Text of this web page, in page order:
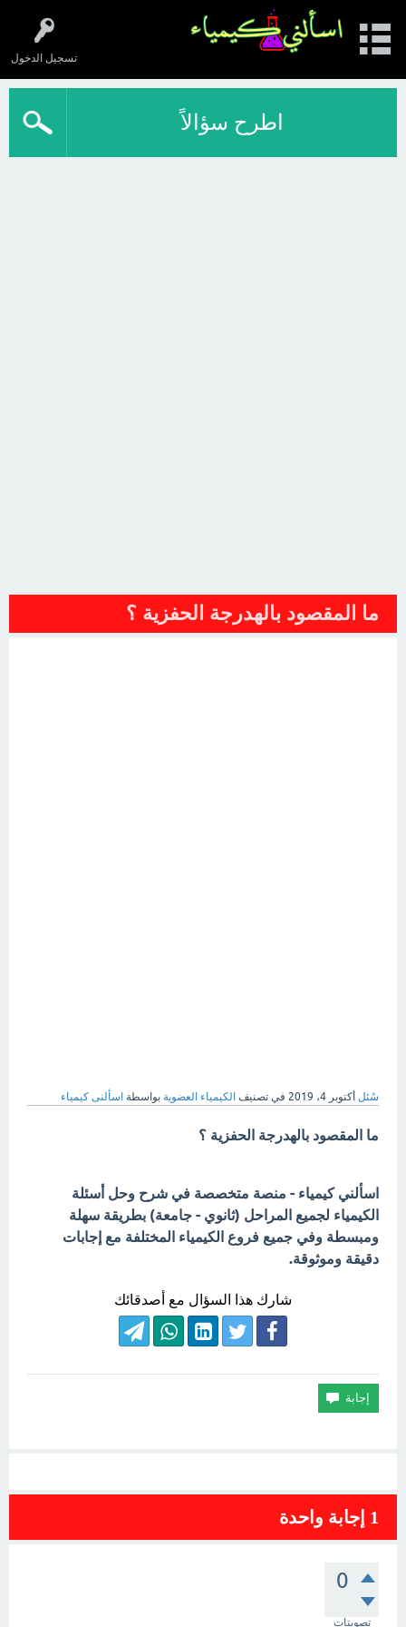
تسجيل الدخول
اطرح سؤالاً
ما المقصود بالهدرجة الحفزية ؟
سُئل أكتوبر 4، 2019 في تصنيف الكيمياء العضوية بواسطة اسألنى كيمياء
ما المقصود بالهدرجة الحفزية ؟
اسألني كيمياء - منصة متخصصة في شرح وحل أسئلة
الكيمياء لجميع المراحل (ثانوي - جامعة) بطريقة سهلة
ومبسطة وفي جميع فروع الكيمياء المختلفة مع إجابات
دقيقة وموثوقة.
شارك هذا السؤال مع أصدقائك
1 إجابة واحدة
0
تصويتات